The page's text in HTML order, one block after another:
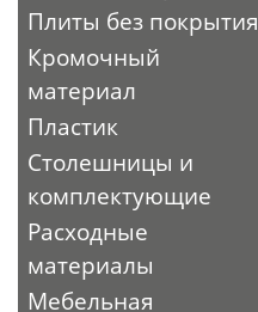
Плиты без покрытия
Кромочный
материал
Пластик
Столешницы и
комплектующие
Расходные
материалы
Мебельная